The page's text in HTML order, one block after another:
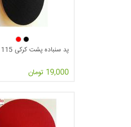
پد سنباده پشت کرکی 115 میلی متر
19,000 تومان